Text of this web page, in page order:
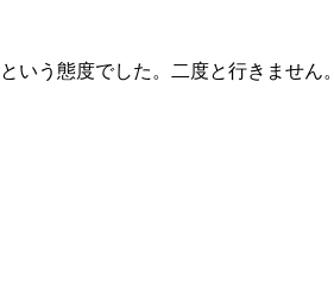
いう態度でした。二度と行きません。